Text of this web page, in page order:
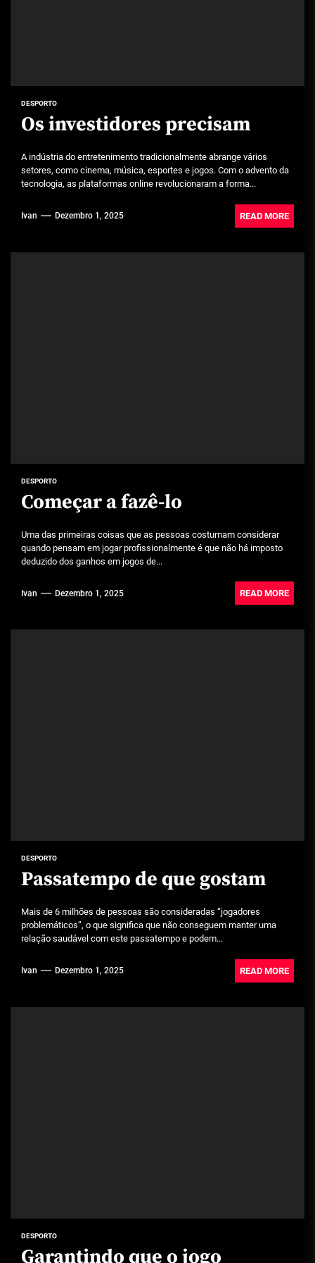
DESPORTO
Os investidores precisam
A indústria do entretenimento tradicionalmente abrange vários
setores, como cinema, música, esportes e jogos. Com o advento da
tecnologia, as plataformas online revolucionaram a forma...
Ivan Dezembro 1, 2025 READ MORE
DESPORTO
Começar a fazê-lo
Uma das primeiras coisas que as pessoas costumam considerar
quando pensam em jogar profissionalmente é que não há imposto
deduzido dos ganhos em jogos de...
Ivan Dezembro 1, 2025 READ MORE
DESPORTO
Passatempo de que gostam
Mais de 6 milhões de pessoas são consideradas “jogadores
problemáticos”, o que significa que não conseguem manter uma
relação saudável com este passatempo e podem...
Ivan Dezembro 1, 2025 READ MORE
DESPORTO
Garantindo que o jogo